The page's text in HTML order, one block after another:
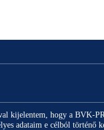
kijelentem, hogy a BVK-
adataim e célból történő